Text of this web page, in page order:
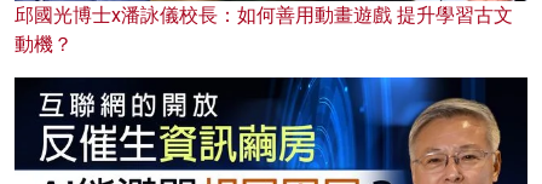
邱國光博士x潘詠儀校長：如何善用動畫遊戲 提升學習古文
動機？